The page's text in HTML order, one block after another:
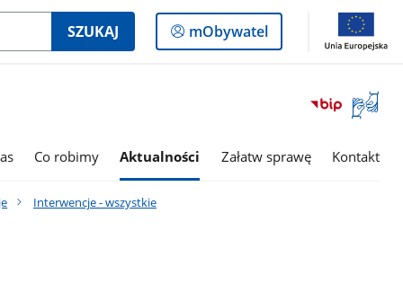
SZUKAJ
Logowanie
do
mObywatel
Otwórz
okno
Co robimy Aktualności Załatw sprawę Kontakt
Interwencje - wszystkie